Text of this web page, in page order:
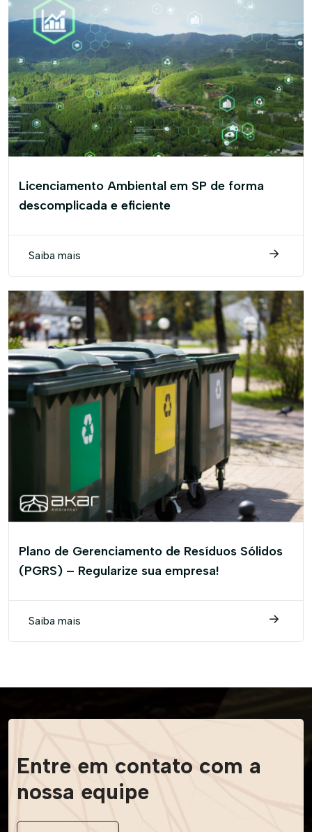
Licenciamento Ambiental em SP de forma
descomplicada e eficiente
Saiba mais
Plano de Gerenciamento de Resíduos Sólidos
(PGRS) – Regularize sua empresa!
Saiba mais
Entre em contato com a
nossa equipe